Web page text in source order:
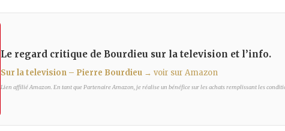
Le regard critique de Bourdieu sur la television et l’info.
Sur la television – Pierre Bourdieu → voir sur Amazon
Lien affilié Amazon. En tant que Partenaire Amazon, je réalise un bénéfice sur les achats remplissant les